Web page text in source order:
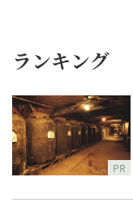
ランキング
PR